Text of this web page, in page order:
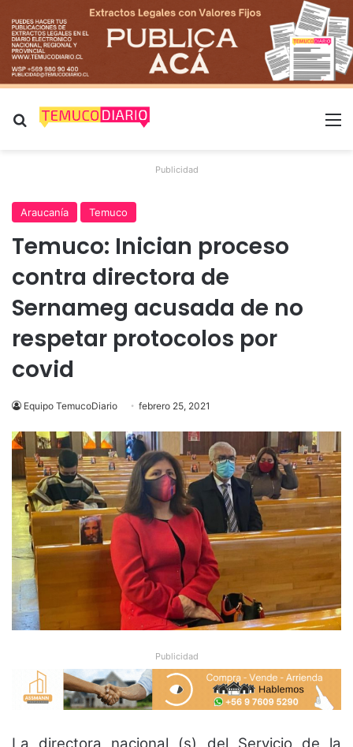
Buscar por
Publicidad
Araucanía Temuco
Temuco: Inician proceso
contra directora de
Sernameg acusada de no
respetar protocolos por
covid
Equipo TemucoDiario febrero 25, 2021
Publicidad
La directora nacional (s) del Servicio de la